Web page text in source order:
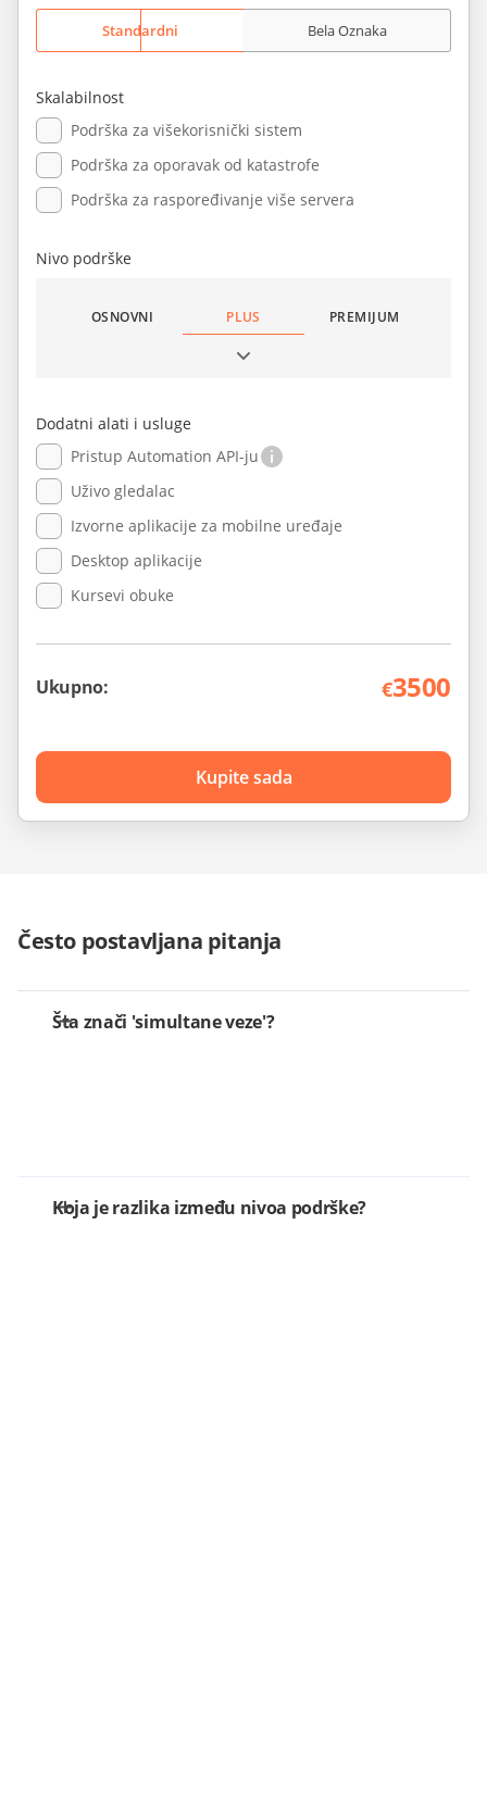
Standardni Bela Oznaka
Skalabilnost
Podrška za višekorisnički sistem
Podrška za oporavak od katastrofe
Podrška za raspoređivanje više servera
Nivo podrške
OSNOVNI PLUS PREMIJUM
Dodatni alati i usluge
Pristup Automation API-ju
Uživo gledalac
Izvorne aplikacije za mobilne uređaje
Desktop aplikacije
Kursevi obuke
Ukupno: €3500
Kupite sada
Često postavljana pitanja
Šta znači 'simultane veze'?
Koja je razlika između nivoa podrške?